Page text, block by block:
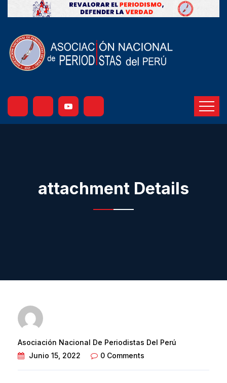
attachment Details
Asociación Nacional De Periodistas Del Perú
Junio 15, 2022
0 Comments